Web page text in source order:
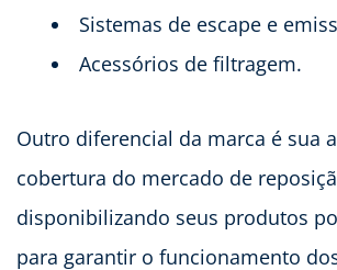
Sistemas de escape e
Acessórios de filtragem.
Outro diferencial da marca é sua
cobertura do mercado de
disponibilizando seus produtos
para garantir o funcionamento